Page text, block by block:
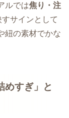
ルでは焦り・注
すサインとして
紐の素材でかな
めすぎ」と